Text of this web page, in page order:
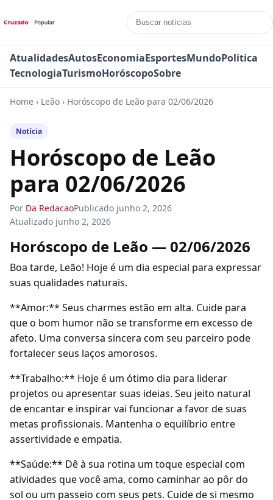
AtualidadesAutosEconomiaEsportesMundoPolitica
TecnologiaTurismoHoróscopoSobre
Home › Leão › Horóscopo de Leão para 02/06/2026
Notícia
Horóscopo de Leão
para 02/06/2026
Por Da RedacaoPublicado junho 2, 2026
Atualizado junho 2, 2026
Horóscopo de Leão — 02/06/2026
Boa tarde, Leão! Hoje é um dia especial para expressar
suas qualidades naturais.
**Amor:** Seus charmes estão em alta. Cuide para
que o bom humor não se transforme em excesso de
afeto. Uma conversa sincera com seu parceiro pode
fortalecer seus laços amorosos.
**Trabalho:** Hoje é um ótimo dia para liderar
projetos ou apresentar suas ideias. Seu jeito natural
de encantar e inspirar vai funcionar a favor de suas
metas profissionais. Mantenha o equilíbrio entre
assertividade e empatia.
**Saúde:** Dê à sua rotina um toque especial com
atividades que você ama, como caminhar ao pôr do
sol ou um passeio com seus pets. Cuide de si mesmo